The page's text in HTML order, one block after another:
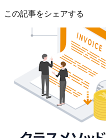
この記事をシェアする